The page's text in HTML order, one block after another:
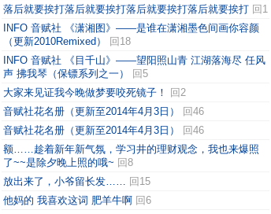
落后就要挨打落后就要挨打落后就要挨打落后就要挨打 回1
INFO 音赋社 《潇湘图》——是谁在潇湘墨色间画你容颜
（更新2010Remixed）
回18
INFO 音赋社 《目千山》——望阳照山青 江湖落海尽 任风
声 拂我琴（保镖系列之一）
回5
大家来见证我今晚做梦要咬死镜子！
回2
音赋社花名册（更新至2014年4月3日）
回46
音赋社花名册（更新至2014年4月3日）
回46
额……趁着新年新气氛，学习井的理财观念，我也来爆照
了~~是除夕晚上照的哦~ 回8
放出来了，小爷留长发…… 回15
他妈的 我喜欢这词 肥羊牛啊 回6